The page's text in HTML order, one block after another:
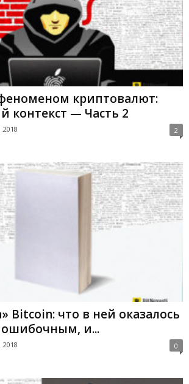
криптовалют:
контекст — Часть 2
2
Bitcoin: что в ней оказалось
и...
0